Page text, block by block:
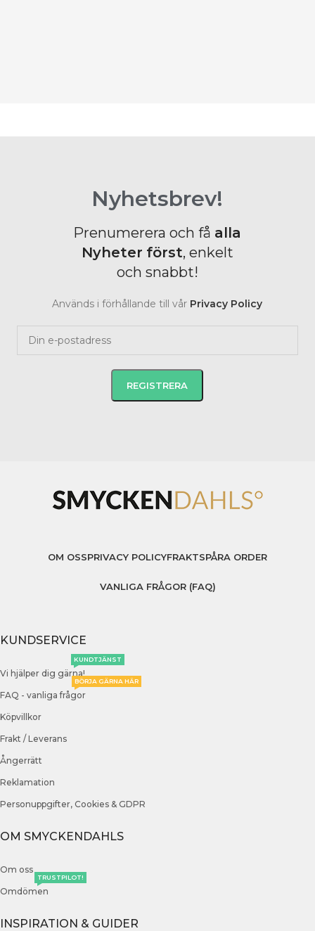
Nyhetsbrev!
Prenumerera och få alla
Nyheter först, enkelt
och snabbt!
Används i förhållande till vår Privacy Policy
OM OSSPRIVACY POLICYFRAKTSPÅRA ORDER
VANLIGA FRÅGOR (FAQ)
KUNDSERVICE
Vi hjälper dig gärna!
KUNDTJÄNST
FAQ - vanliga frågor
BÖRJA GÄRNA HÄR
Köpvillkor
Frakt / Leverans
Ångerrätt
Reklamation
Personuppgifter, Cookies & GDPR
OM SMYCKENDAHLS
Om oss
Omdömen
TRUSTPILOT!
INSPIRATION & GUIDER